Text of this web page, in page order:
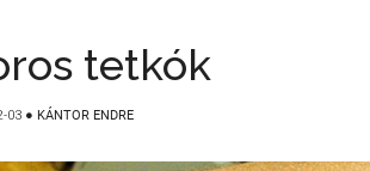
tetkók
03 ● KÁNTOR ENDRE